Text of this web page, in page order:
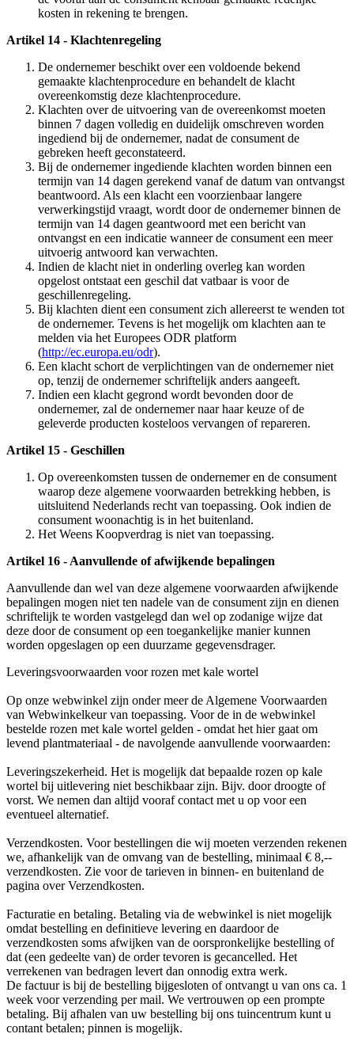
kosten in rekening te brengen.
Artikel 14 - Klachtenregeling
De ondernemer beschikt over een voldoende bekend
gemaakte klachtenprocedure en behandelt de klacht
overeenkomstig deze klachtenprocedure.
Klachten over de uitvoering van de overeenkomst moeten
binnen 7 dagen volledig en duidelijk omschreven worden
ingediend bij de ondernemer, nadat de consument de
gebreken heeft geconstateerd.
Bij de ondernemer ingediende klachten worden binnen een
termijn van 14 dagen gerekend vanaf de datum van ontvangst
beantwoord. Als een klacht een voorzienbaar langere
verwerkingstijd vraagt, wordt door de ondernemer binnen de
termijn van 14 dagen geantwoord met een bericht van
ontvangst en een indicatie wanneer de consument een meer
uitvoerig antwoord kan verwachten.
Indien de klacht niet in onderling overleg kan worden
opgelost ontstaat een geschil dat vatbaar is voor de
geschillenregeling.
Bij klachten dient een consument zich allereerst te wenden tot
de ondernemer. Tevens is het mogelijk om klachten aan te
melden via het Europees ODR platform
(http://ec.europa.eu/odr).
Een klacht schort de verplichtingen van de ondernemer niet
op, tenzij de ondernemer schriftelijk anders aangeeft.
Indien een klacht gegrond wordt bevonden door de
ondernemer, zal de ondernemer naar haar keuze of de
geleverde producten kosteloos vervangen of repareren.
Artikel 15 - Geschillen
Op overeenkomsten tussen de ondernemer en de consument
waarop deze algemene voorwaarden betrekking hebben, is
uitsluitend Nederlands recht van toepassing. Ook indien de
consument woonachtig is in het buitenland.
Het Weens Koopverdrag is niet van toepassing.
Artikel 16 - Aanvullende of afwijkende bepalingen
Aanvullende dan wel van deze algemene voorwaarden afwijkende
bepalingen mogen niet ten nadele van de consument zijn en dienen
schriftelijk te worden vastgelegd dan wel op zodanige wijze dat
deze door de consument op een toegankelijke manier kunnen
worden opgeslagen op een duurzame gegevensdrager.
Leveringsvoorwaarden voor rozen met kale wortel
Op onze webwinkel zijn onder meer de Algemene Voorwaarden
van Webwinkelkeur van toepassing. Voor de in de webwinkel
bestelde rozen met kale wortel gelden - omdat het hier gaat om
levend plantmateriaal - de navolgende aanvullende voorwaarden:
Leveringszekerheid. Het is mogelijk dat bepaalde rozen op kale
wortel bij uitlevering niet beschikbaar zijn. Bijv. door droogte of
vorst. We nemen dan altijd vooraf contact met u op voor een
eventueel alternatief.
Verzendkosten. Voor bestellingen die wij moeten verzenden rekenen
we, afhankelijk van de omvang van de bestelling, minimaal € 8,--
verzendkosten. Zie voor de tarieven in binnen- en buitenland de
pagina over Verzendkosten.
Facturatie en betaling. Betaling via de webwinkel is niet mogelijk
omdat bestelling en definitieve levering en daardoor de
verzendkosten soms afwijken van de oorspronkelijke bestelling of
dat (een gedeelte van) de order tevoren is gecancelled. Het
verrekenen van bedragen levert dan onnodig extra werk.
De factuur is bij de bestelling bijgesloten of ontvangt u van ons ca. 1
week voor verzending per mail. We vertrouwen op een prompte
betaling. Bij afhalen van uw bestelling bij ons tuincentrum kunt u
contant betalen; pinnen is mogelijk.